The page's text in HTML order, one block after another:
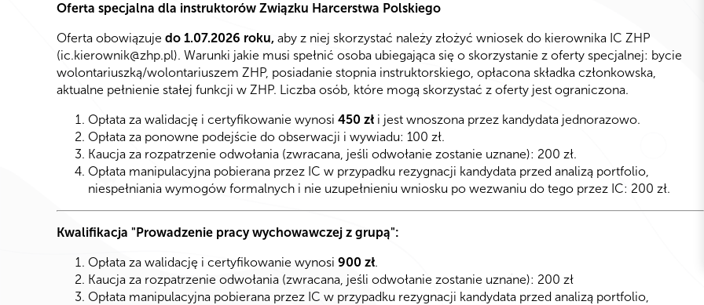
Oferta specjalna dla instruktorów Związku Harcerstwa Polskiego
Oferta obowiązuje do 1.07.2026 roku, aby z niej skorzystać należy złożyć wniosek do kierownika IC ZHP
(ic.kierownik@zhp.pl). Warunki jakie musi spełnić osoba ubiegająca się o skorzystanie z oferty specjalnej: bycie
wolontariuszką/wolontariuszem ZHP, posiadanie stopnia instruktorskiego, opłacona składka członkowska,
aktualne pełnienie stałej funkcji w ZHP. Liczba osób, które mogą skorzystać z oferty jest ograniczona.
Opłata za walidację i certyfikowanie wynosi 450 zł i jest wnoszona przez kandydata jednorazowo.
Opłata za ponowne podejście do obserwacji i wywiadu: 100 zł.
Kaucja za rozpatrzenie odwołania (zwracana, jeśli odwołanie zostanie uznane): 200 zł.
Opłata manipulacyjna pobierana przez IC w przypadku rezygnacji kandydata przed analizą portfolio,
niespełniania wymogów formalnych i nie uzupełnieniu wniosku po wezwaniu do tego przez IC: 200 zł.
Kwalifikacja "Prowadzenie pracy wychowawczej z grupą":
Opłata za walidację i certyfikowanie wynosi 900 zł.
Kaucja za rozpatrzenie odwołania (zwracana, jeśli odwołanie zostanie uznane): 200 zł
Opłata manipulacyjna pobierana przez IC w przypadku rezygnacji kandydata przed analizą portfolio,